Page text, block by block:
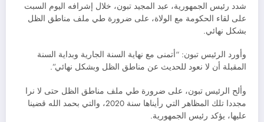
شدد رئيس الجمهورية، عبد المجيد تبون، خلال إشرافه اليوم السبت
على لقاء الحكومة مع الولاة، على ضرورة طي ملف مناطق الظل
بشكل نهائي.
وأورد الرئيس تبون: “أتمنى مع نهاية السنة الجارية وبداية السنة
المقبلة أن لا نعود للحديث عن مناطق الظل وبشكل نهائي”.
وألح الرئيس تبون، على ضرورة طي ملف مناطق الظل حتى لا نرا
مجددا تلك المظاهر التي رأيناها سنة 2020، والتي بحمد الله قضينا
عليها، يؤكد رئيس الجمهورية.